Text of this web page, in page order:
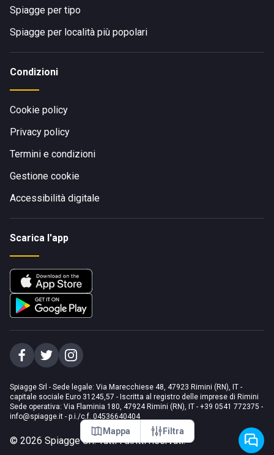
Mappa Filtra
Spiagge per tipo
Spiagge per località più popolari
Condizioni
Cookie policy
Privacy policy
Termini e condizioni
Gestione cookie
Accessibilità digitale
Scarica l'app
Spiagge Srl - Sede legale: Via Marecchiese 48, 47923 Rimini (RN), IT -
capitale sociale Euro 31245,57 - Iscritta al registro delle imprese di Rimini
Sede operativa: Via Flaminia 180, 47924 Rimini (RN), IT - +39 0541 772375 -
info@spiagge.it - p.i./c.f. 04536640404
© 2026 Spiagge Srl. Tutti i diritti riservati.